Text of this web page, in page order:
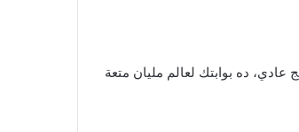
ده بوابتك لعالم مليان متعة